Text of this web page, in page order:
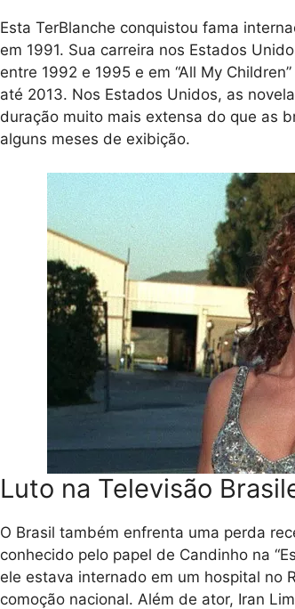
Esta TerBlanche conquistou fama
em 1991. Sua carreira nos Estados
entre 1992 e 1995 e em “All My
até 2013. Nos Estados Unidos, as
duração muito mais extensa do que as
alguns meses de exibição.
Luto na Televisão
O Brasil também enfrenta uma perda
conhecido pelo papel de Candinho na
ele estava internado em um hospital no
comoção nacional. Além de ator, Iran